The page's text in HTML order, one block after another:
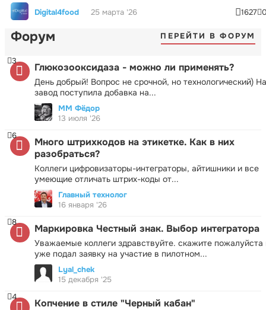
Digital4food
25 марта '26 1627
Форум ПЕРЕЙТИ В ФОРУМ
Глюкозооксидаза - можно ли применять?
День добрый! Вопрос не срочной, но технологический) На
завод поступила добавка на...
3
ММ Фёдор
13 июля '26
Много штрихкодов на этикетке. Как в них
разобраться?
Коллеги цифровизаторы-интеграторы, айтишники и все
умеющие отличать штрих-коды от...
6
Главный технолог
16 января '26
Маркировка Честный знак. Выбор интегратора
Уважаемые коллеги здравствуйте. скажите пожалуйста
уже подал заявку на участие в пилотном...
8
Lyal_chek
15 декабря '25
Копчение в стиле "Черный кабан"
4